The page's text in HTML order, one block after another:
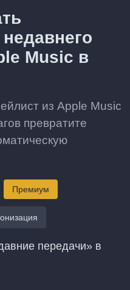
Music в
из Apple Music
превратите
Премиум
передачи» в